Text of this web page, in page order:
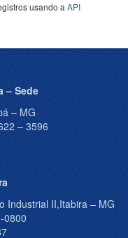
usando a API
– Sede
– MG
– 3596
Industrial II,Itabira – MG
0800